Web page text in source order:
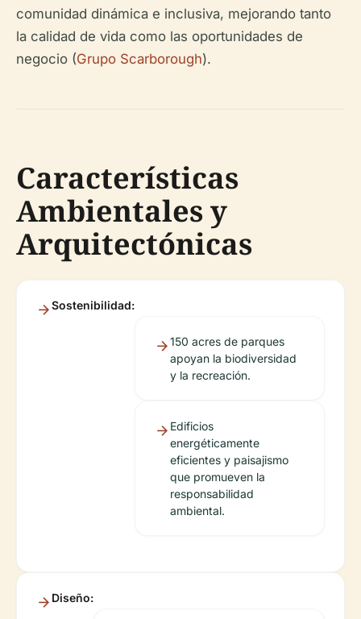
comunidad dinámica e inclusiva, mejorando tanto
la calidad de vida como las oportunidades de
negocio (Grupo Scarborough).
Características
Ambientales y
Arquitectónicas
Sostenibilidad:
150 acres de parques
apoyan la biodiversidad
y la recreación.
Edificios
energéticamente
eficientes y paisajismo
que promueven la
responsabilidad
ambiental.
Diseño: